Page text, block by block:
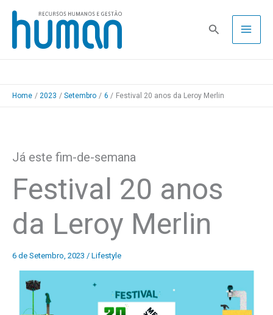
Skip
content
Pesquisa
Home 2023 Setembro 6 Festival 20 anos da Leroy Merlin
Já este fim-de-semana
Festival 20 anos
da Leroy Merlin
6 de Setembro, 2023 / Lifestyle